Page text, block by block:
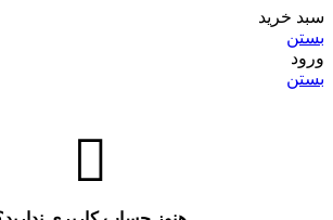
سبد خرید
بستن
ورود
بستن